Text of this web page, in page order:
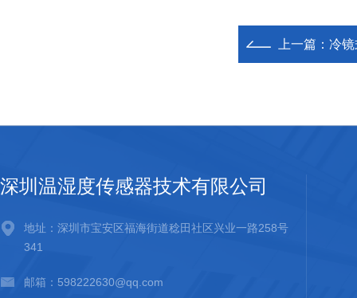
上一篇： 冷
深圳温湿度传感器技术有限公司
地址：深圳市宝安区福海街道稔田社区兴业一路258号
341
邮箱：598222630@qq.com